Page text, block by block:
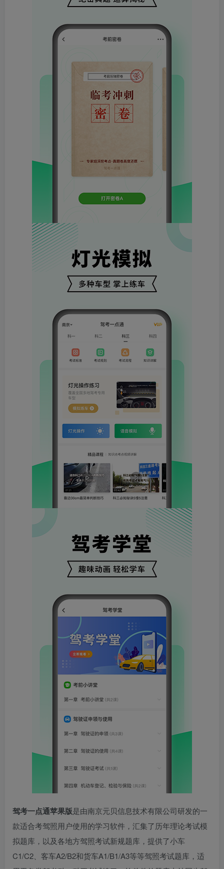
驾考一点通苹果版是由南京元贝信息技术有限公司研发的一
款适合考驾照用户使用的学习软件，汇集了历年理论考试模
拟题库，以及各地方驾照考试新规题库，提供了小车
C1/C2、客车A2/B2和货车A1/B1/A3等等驾照考试题库，适